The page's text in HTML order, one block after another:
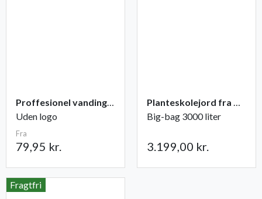
Proffesionel vandingspose 100 liter
Uden logo
Fra
79,95 kr.
Planteskolejord fra Champost
Big-bag 3000 liter
3.199,00 kr.
Fragtfri